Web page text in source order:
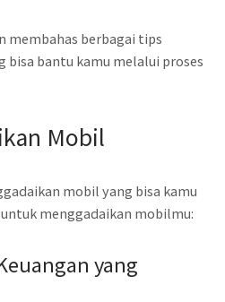
membahas berbagai tips
bisa bantu kamu melalui proses
Mobil
mobil yang bisa kamu
menggadaikan mobilmu:
yang